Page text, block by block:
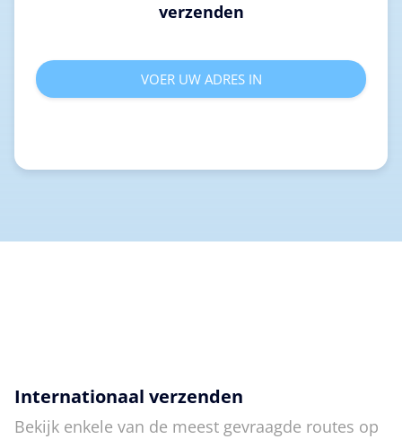
verzenden
VOER UW ADRES IN
Internationaal verzenden
Bekijk enkele van de meest gevraagde routes op